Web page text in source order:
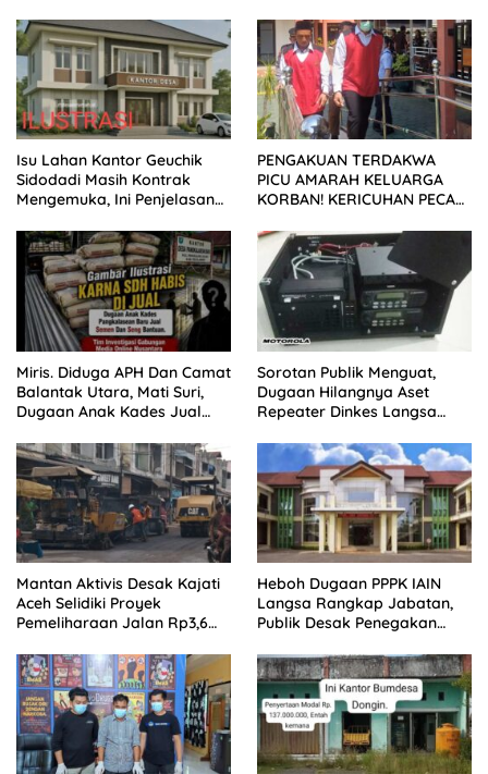
Isu Lahan Kantor Geuchik
Sidodadi Masih Kontrak
Mengemuka, Ini Penjelasan
PENGAKUAN TERDAKWA
PICU AMARAH KELUARGA
KORBAN! KERICUHAN PECAH
DITUNDA
Miris. Diduga APH Dan Camat
Balantak Utara, Mati Suri,
Dugaan Anak Kades Jual
Sorotan Publik Menguat,
Dugaan Hilangnya Aset
Repeater Dinkes Langsa
Mantan Aktivis Desak Kajati
Aceh Selidiki Proyek
Pemeliharaan Jalan Rp3,6
Heboh Dugaan PPPK IAIN
Langsa Rangkap Jabatan,
Publik Desak Penegakan